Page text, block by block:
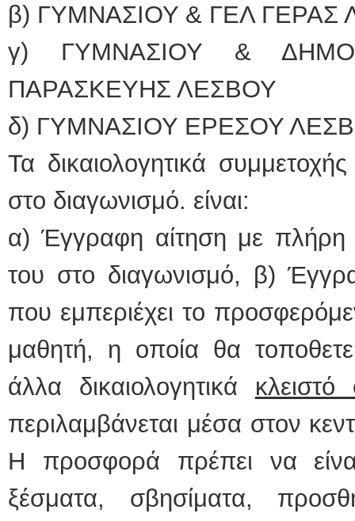
β) ΓΥΜΝΑΣΙΟΥ & ΓΕΛ ΓΕΡΑΣ
γ) ΓΥΜΝΑΣΙΟΥ &
ΠΑΡΑΣΚΕΥΗΣ ΛΕΣΒΟΥ
δ) ΓΥΜΝΑΣΙΟΥ ΕΡΕΣΟΥ
Τα δικαιολογητικά
στο διαγωνισμό. είναι:
α) Έγγραφη αίτηση με πλήρη
του στο διαγωνισμό, β)
που εμπεριέχει το
μαθητή, η οποία θα
άλλα δικαιολογητικά κλειστό
περιλαμβάνεται μέσα στον
Η προσφορά πρέπει να
ξέσματα, σβησίματα,